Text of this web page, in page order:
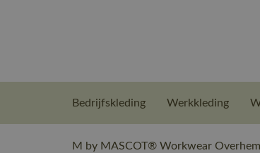
Bedrijfskleding Werkkleding
M by MASCOT® Workwear